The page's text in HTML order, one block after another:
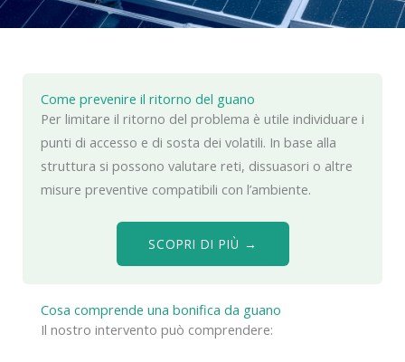
Cosa comprende una bonifica da guano
Il nostro intervento può comprendere:
Come prevenire il ritorno del guano
Per limitare il ritorno del problema è utile individuare i
punti di accesso e di sosta dei volatili. In base alla
struttura si possono valutare reti, dissuasori o altre
misure preventive compatibili con l’ambiente.
SCOPRI DI PIÙ →